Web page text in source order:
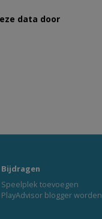
data door
Bijdragen
Speelplek toevoegen
PlayAdvisor blogger worden